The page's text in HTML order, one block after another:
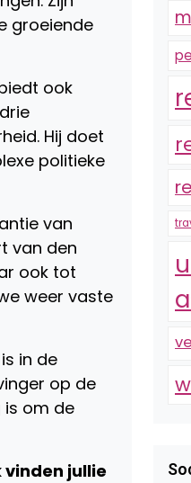
groeiende
ook
Hij doet
politieke
van
van den
ook tot
weer vaste
in de
op de
is om de
jullie